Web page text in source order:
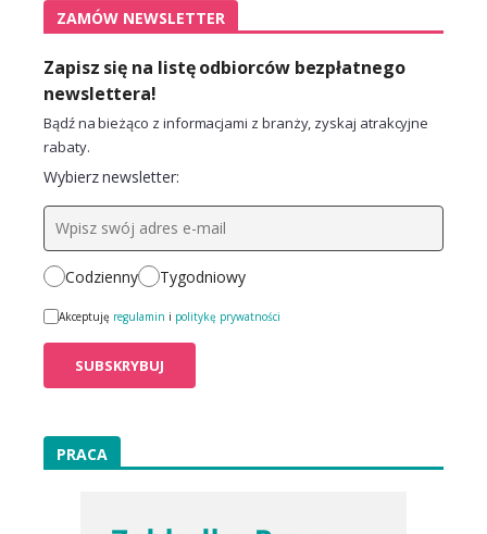
ZAMÓW NEWSLETTER
Zapisz się na listę odbiorców bezpłatnego
newslettera!
Bądź na bieżąco z informacjami z branży, zyskaj atrakcyjne
rabaty.
Wybierz newsletter:
Codzienny Tygodniowy
Akceptuję regulamin i politykę prywatności
PRACA